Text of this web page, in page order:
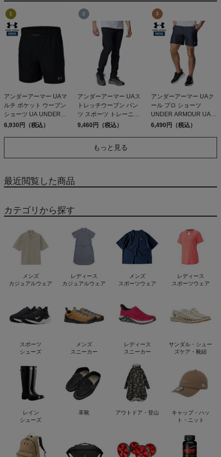
アンダーアーマー UAマ
ルチ ポケット ウーブン
ショーツ UA UNDER
ARMOUR Multi-Pocket
6,930円（税込）
アンダーアーマー UAス
トレッチウーブン パン
ツ スポーツ トレーニン
グ ロング UNDER
9,460円（税込）
アンダーアーマー UAク
ール プロ ショーツ
UNDER ARMOUR UA
Cool Pro Shorts
6,490円（税込）
もっと見る
最近閲覧した商品
カテゴリから探す
メンズ
カジュアルウェア
レディース
カジュアルウェア
メンズ
スポーツウェア
レディース
スポーツウェア
スポーツ
シューズ
メンズ
スニーカー
レディース
スニーカー
サンダル・シュー
ズケア・靴紐
レイン
シューズ
革靴 アウトドア・登山
キャップ・ハッ
ト・ニット